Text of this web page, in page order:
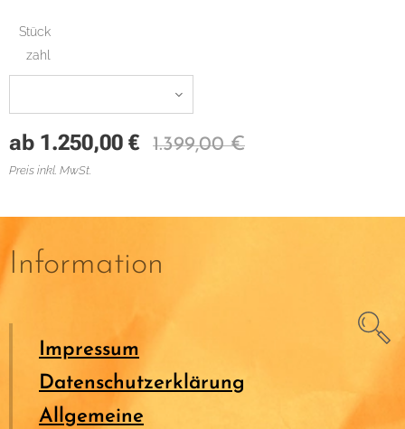
Stück
zahl
ab 1.250,00 € 1.399,00€
Preis inkl. MwSt.
Information
Impressum
Datenschutzerklärung
Allgemeine